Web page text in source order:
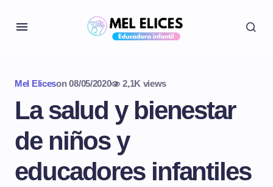
Mel Eliceson 08/05/2020 2,1K views
La salud y bienestar
de niños y
educadores infantiles